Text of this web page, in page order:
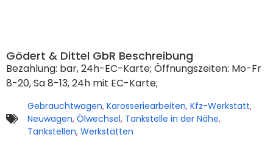
Gödert & Dittel GbR Beschreibung
Bezahlung: bar, 24h-EC-Karte; Öffnungszeiten: Mo-Fr
8-20, Sa 8-13, 24h mit EC-Karte;
Gebrauchtwagen, Karosseriearbeiten, Kfz-Werkstatt,
Neuwagen, Ölwechsel, Tankstelle in der Nähe,
Tankstellen, Werkstätten